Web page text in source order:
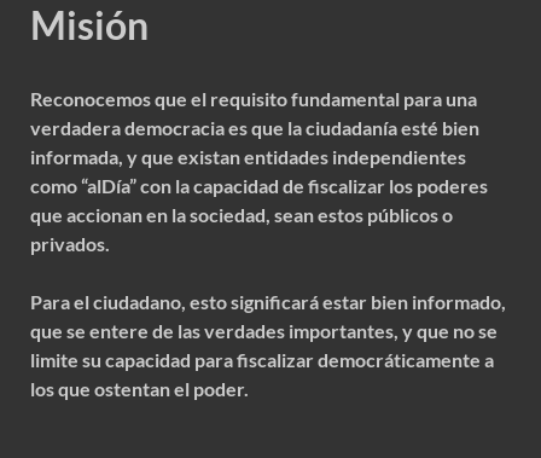
Misión
Reconocemos que el requisito fundamental para una
verdadera democracia es que la ciudadanía esté bien
informada, y que existan entidades independientes
como “alDía” con la capacidad de fiscalizar los poderes
que accionan en la sociedad, sean estos públicos o
privados.
Para el ciudadano, esto significará estar bien informado,
que se entere de las verdades importantes, y que no se
limite su capacidad para fiscalizar democráticamente a
los que ostentan el poder.